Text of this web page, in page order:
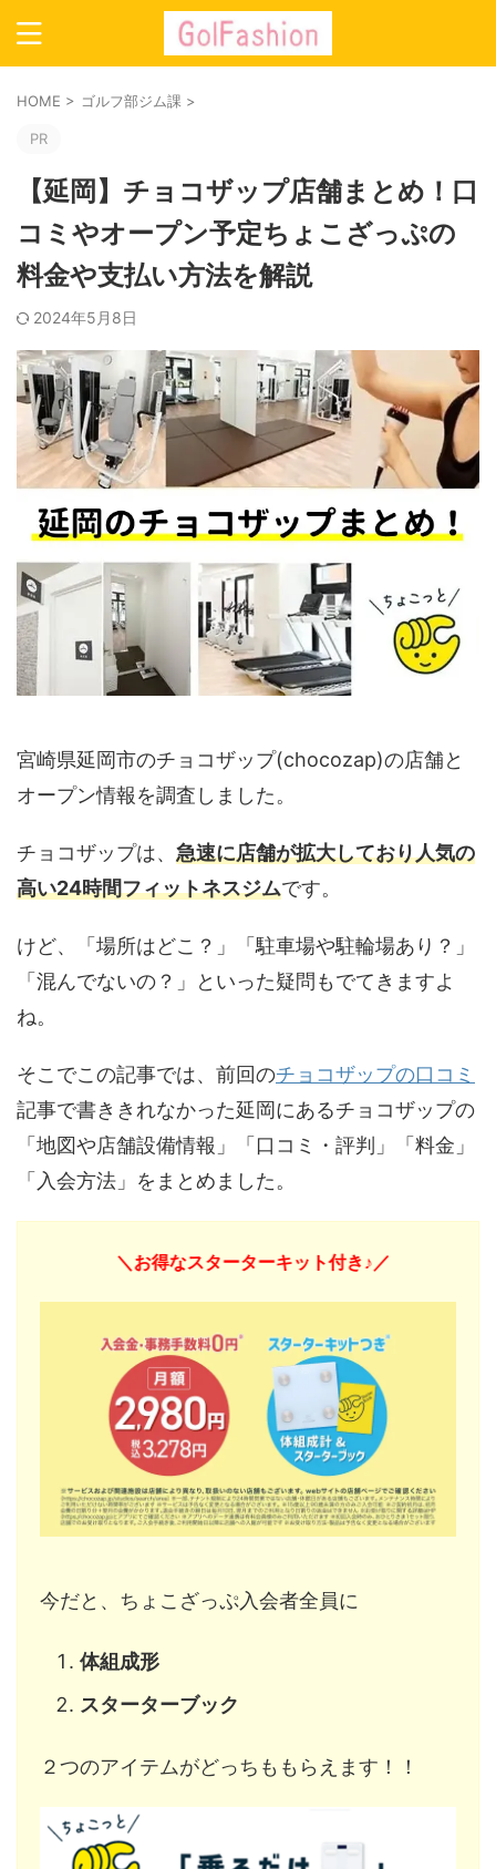
HOME > ゴルフ部ジム課 >
PR
【延岡】チョコザップ店舗まとめ！口
コミやオープン予定ちょこざっぷの
料金や支払い方法を解説
2024年5月8日
宮崎県延岡市のチョコザップ(chocozap)の店舗と
オープン情報を調査しました。
チョコザップは、 急速に店舗が拡大しており人気の
高い24時間フィットネスジムです。
けど、「場所はどこ？」「駐車場や駐輪場あり？」
「混んでないの？」といった疑問もでてきますよ
ね。
そこでこの記事では、前回のチョコザップの口コミ
記事で書ききれなかった延岡にあるチョコザップの
「地図や店舗設備情報」「口コミ・評判」「料金」
「入会方法」をまとめました。
＼お得なスターターキット付き♪／
今だと、ちょこざっぷ入会者全員に
体組成形
スターターブック
２つのアイテムがどっちももらえます！！